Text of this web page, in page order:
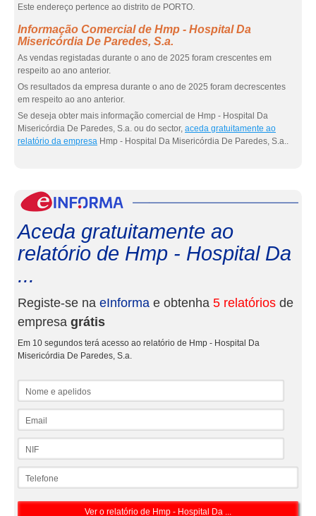
Este endereço pertence ao distrito de PORTO.
Informação Comercial de Hmp - Hospital Da
Misericórdia De Paredes, S.a.
As vendas registadas durante o ano de 2025 foram crescentes em
respeito ao ano anterior.
Os resultados da empresa durante o ano de 2025 foram decrescentes
em respeito ao ano anterior.
Se deseja obter mais informação comercial de Hmp - Hospital Da
Misericórdia De Paredes, S.a. ou do sector, aceda gratuitamente ao
relatório da empresa Hmp - Hospital Da Misericórdia De Paredes, S.a..
Aceda gratuitamente ao
relatório de Hmp - Hospital Da
...
Registe-se na eInforma e obtenha 5 relatórios de
empresa grátis
Em 10 segundos terá acesso ao relatório de Hmp - Hospital Da
Misericórdia De Paredes, S.a.